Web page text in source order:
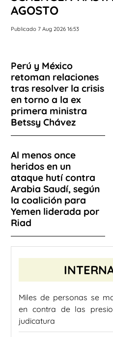
AGOSTO
Publicado 7 Aug 2026 16:53
Perú y México
retoman relaciones
tras resolver la crisis
en torno a la ex
primera ministra
Betssy Chávez
Al menos once
heridos en un
ataque hutí contra
Arabia Saudí, según
la coalición para
Yemen liderada por
Riad
Miles de personas se
en contra de las
judicatura